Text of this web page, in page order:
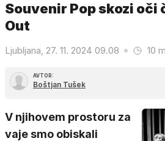
Souvenir Pop skozi oči
Out
Ljubljana, 27. 11. 2024 09.08 10
AVTOR:
Boštjan Tušek
V njihovem prostoru za
vaje smo obiskali